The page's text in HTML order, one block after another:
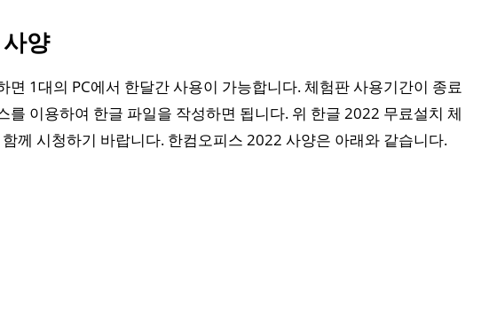
양
면 1대의 PC에서 한달간 사용이 가능합니다. 체험판 사용기간이 종료
를 이용하여 한글 파일을 작성하면 됩니다. 위 한글 2022 무료설치 체
께 시청하기 바랍니다. 한컴오피스 2022 사양은 아래와 같습니다.